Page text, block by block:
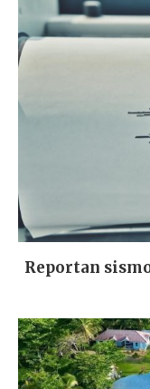
Reportan